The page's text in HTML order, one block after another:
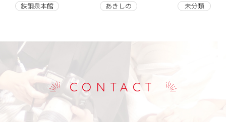
鉄鋼泉本館 あきしの 未分類
CONTACT